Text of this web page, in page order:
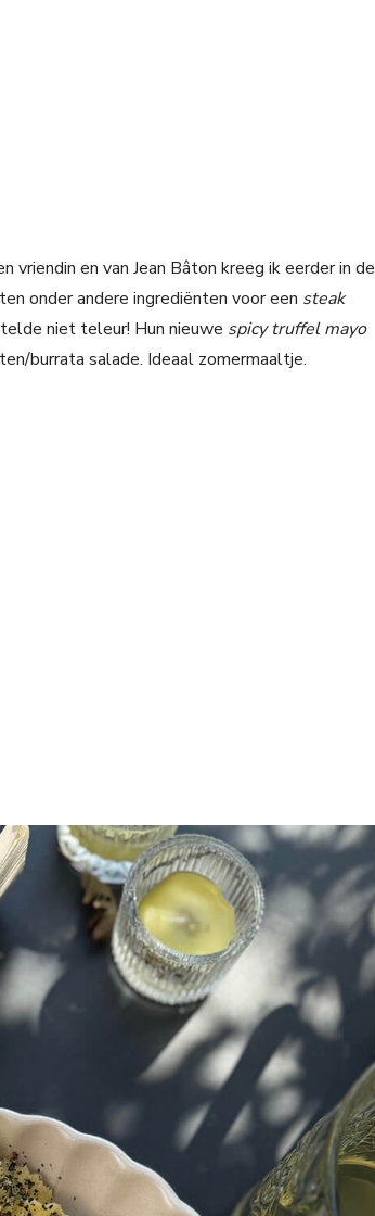
en van Jean Bâton kreeg ik eerder in de
onder andere ingrediënten voor een steak
niet teleur! Hun nieuwe spicy truffel mayo
burrata salade. Ideaal zomermaaltje.